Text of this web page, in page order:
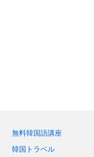
無料韓国語講座
韓国トラベル